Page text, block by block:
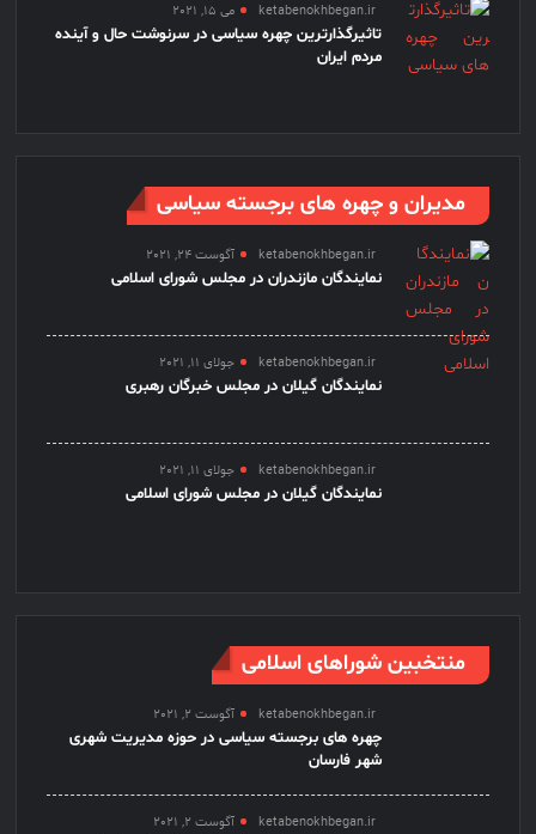
ketabenokhbegan.ir می 15, 2021
تاثیرگذارترین چهره سیاسی در سرنوشت حال و آینده
مردم ایران
مدیران و چهره های برجسته سیاسی
ketabenokhbegan.ir آگوست 24, 2021
نمایندگان مازندران در مجلس شورای اسلامی
ketabenokhbegan.ir جولای 11, 2021
نمایندگان گیلان در مجلس خبرگان رهبری
ketabenokhbegan.ir جولای 11, 2021
نمایندگان گیلان در مجلس شورای اسلامی
منتخبین شوراهای اسلامی
ketabenokhbegan.ir آگوست 2, 2021
چهره های برجسته سیاسی در حوزه مدیریت شهری
شهر فارسان
ketabenokhbegan.ir آگوست 2, 2021